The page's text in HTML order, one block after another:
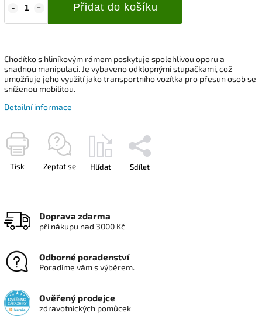
Přidat do košíku
Chodítko s hliníkovým rámem poskytuje spolehlivou oporu a
snadnou manipulaci. Je vybaveno odklopnými stupačkami, což
umožňuje jeho využití jako transportního vozítka pro přesun osob se
sníženou mobilitou.
Detailní informace
Tisk Zeptat se Hlídat Sdílet
Doprava zdarma
při nákupu nad 3000 Kč
Odborné poradenství
Poradíme vám s výběrem.
Ověřený prodejce
zdravotnických pomůcek